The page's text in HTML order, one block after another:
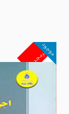
غیرمجد
موجود